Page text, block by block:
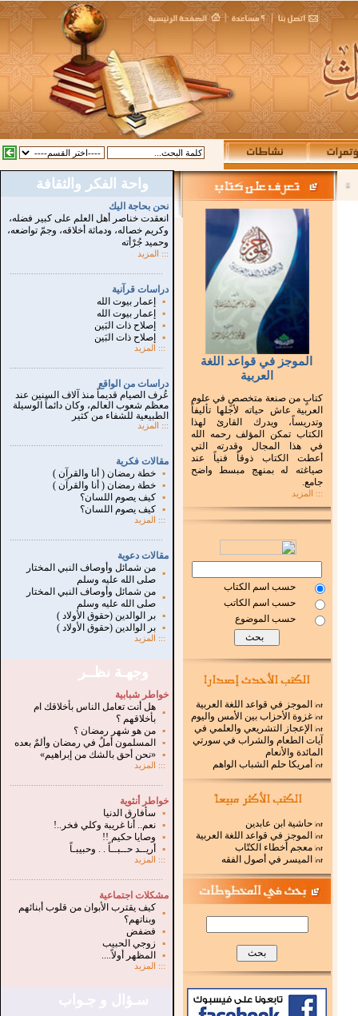
واحة الفكر والثقافة
نحن بحاجة اليك
انعقدت خناصر أهل العلم على كبير فضله،
وكريم خصاله، ودماثة أخلاقه، وجمّ تواضعه،
وحميد جُرْأته
::: المزيد
دراسات قرآنية
▪
إعمار بيوت الله
▪
إعمار بيوت الله
▪
إصلاح ذات البَين
▪
إصلاح ذات البَين
:::
المزيد
دراسات من الواقع
عُرف الصيام قديماً منذ آلاف السنين عند
معظم شعوب العالم، وكان دائماً الوسيلة
الطبيعية للشفاء من كثير
:::
المزيد
مقالات فكرية
▪
خطة رمضان ( أنا والقرآن )
▪
خطة رمضان ( أنا والقرآن )
▪
كيف يصوم اللسان؟
▪
كيف يصوم اللسان؟
:::
المزيد
مقالات دعوية
▪
من شمائل وأوصاف النبي المختار
صلى الله عليه وسلم
▪
من شمائل وأوصاف النبي المختار
صلى الله عليه وسلم
▪
بر الوالدين (حقوق الأولاد )
▪
بر الوالدين (حقوق الأولاد )
::: المزيد
وجهـة نظــر
خواطر شبابية
▪
هل أنت تعامل الناس بأخلاقك ام
بأخلاقهم ؟
▪
من هو شهر رمضان ؟
▪
المسلمون أملٌ في رمضان وألمٌ بعده
▪
«نحن أحق بالشك من إبراهيم»
:::
المزيد
خواطر أنثوية
▪
سأفارق الدنيا
▪
نعم.. أنا غريبة وكلي فخر..!
▪
وصايا حكيم !!
▪
أريــد حــبــاً . . وحبيبـاً
:::
المزيد
مشكلات اجتماعية
▪
كيف يقترب الأبوان من قلوب أبنائهم
وبناتهم؟
▪
فضفض
▪
زوجي الحبيب
▪
المظهر أولاً....
::: المزيد
الموجز في قواعد اللغة
العربية
كتابٍ من صنعة متخصصٍ في علوم
العربية عاش حياته لأجلها تأليفاً
وتدريساً، ويدرك القارئ لهذا
الكتاب تمكن المؤلف رحمه الله
في هذا المجال وقدرته التي
أعطت الكتاب ذوقاً فنياً عند
صياغته له بمنهج مبسط واضح
جامع.
::: المزيد
حسب اسم الكتاب
حسب اسم الكاتب
حسب الموضوع
الموجز في قواعد اللغة العربية
غزوة الأحزاب بين الأمس واليوم
الإعجاز التشريعي والعلمي في
آيات الطعام والشراب في سورتي
المائدة والأنعام
أمريكا حلم الشباب الواهم
حاشية ابن عابدين
الموجز في قواعد اللغة العربية
معجم أخطاء الكتّاب
الميسر في أصول الفقه